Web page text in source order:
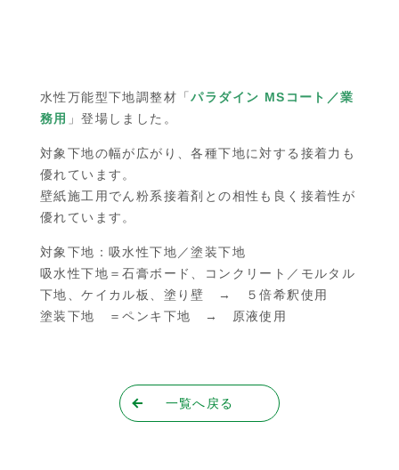
水性万能型下地調整材「パラダイン MSコート／業
務用 」登場しました。
対象下地の幅が広がり、各種下地に対する接着力も
優れています。
壁紙施工用でん粉系接着剤との相性も良く接着性が
優れています。
対象下地：吸水性下地／塗装下地
吸水性下地＝石膏ボード、コンクリート／モルタル
下地、ケイカル板、塗り壁 → ５倍希釈使用
塗装下地 ＝ペンキ下地 → 原液使用
一覧へ戻る